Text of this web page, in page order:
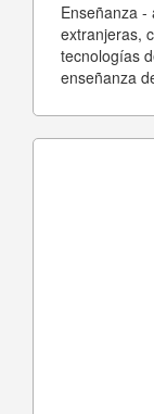
Enseñanza -
extranjeras,
tecnologías
enseñanza